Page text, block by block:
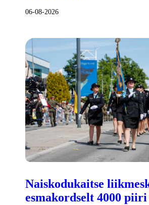
06-08-2026
Naiskodukaitse
esmakordselt 4000 piiri